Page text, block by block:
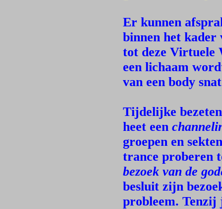
Er kunnen
binnen het kader
tot deze Virtuele
een lichaam
van een body
Tijdelijke
heet een
groepen en
trance proberen
bezoek van de
besluit zijn
probleem.